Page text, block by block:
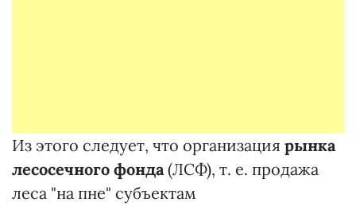
Из этого следует, что организация рынка
лесосечного фонда(ЛСФ), т. е. продажа
леса "на пне" субъектам